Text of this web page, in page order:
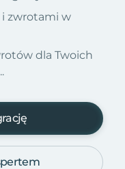
zwrotami w
dla Twoich